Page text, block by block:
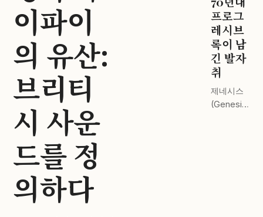
이파이
의 유산:
브리티
시 사운
드를 정
의하다
인과 사운
드 스테이
지 전격 비
교.
프로그
레시브
록이 남
긴 발자
취
제네시스
(Genesis)